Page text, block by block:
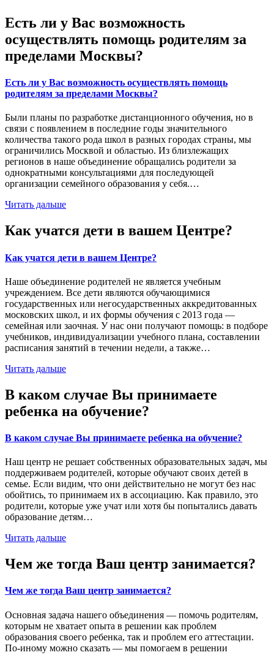
Есть ли у Вас возможность
осуществлять помощь родителям за
пределами Москвы?
Есть ли у Вас возможность осуществлять помощь
родителям за пределами Москвы?
Были планы по разработке дистанционного обучения, но в
связи с появлением в последние годы значительного
количества такого рода школ в разных городах страны, мы
ограничились Москвой и областью. Из близлежащих
регионов в наше объединение обращались родители за
однократными консультациями для последующей
организации семейного образования у себя.…
Читать дальше
Как учатся дети в вашем Центре?
Как учатся дети в вашем Центре?
Наше объединение родителей не является учебным
учреждением. Все дети являются обучающимися
государственных или негосударственных аккредитованных
московских школ, и их формы обучения с 2013 года —
семейная или заочная. У нас они получают помощь: в подборе
учебников, индивидуализации учебного плана, составлении
расписания занятий в течении недели, а также…
Читать дальше
В каком случае Вы принимаете
ребенка на обучение?
В каком случае Вы принимаете ребенка на обучение?
Наш центр не решает собственных образовательных задач, мы
поддерживаем родителей, которые обучают своих детей в
семье. Если видим, что они действительно не могут без нас
обойтись, то принимаем их в ассоциацию. Как правило, это
родители, которые уже учат или хотя бы попытались давать
образование детям…
Читать дальше
Чем же тогда Ваш центр занимается?
Чем же тогда Ваш центр занимается?
Основная задача нашего объединения — помочь родителям,
которым не хватает опыта в решении как проблем
образования своего ребенка, так и проблем его аттестации.
По-иному можно сказать — мы помогаем в решении